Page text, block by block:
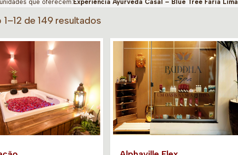
que oferecem:Experiência Ayurveda Casal – Blue Tree Faria Lima
1–12 de 149 resultados